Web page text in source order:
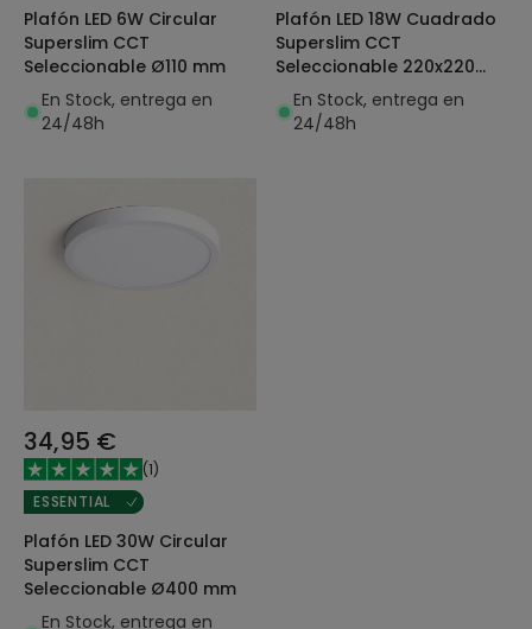
Plafón LED 6W Circular
Superslim CCT
Seleccionable Ø110 mm
En Stock, entrega en
24/48h
Plafón LED 18W Cuadrado
Superslim CCT
Seleccionable 220x220
mm
En Stock, entrega en
24/48h
34,95 €
(1)
ESSENTIAL
Plafón LED 30W Circular
Superslim CCT
Seleccionable Ø400 mm
En Stock, entrega en